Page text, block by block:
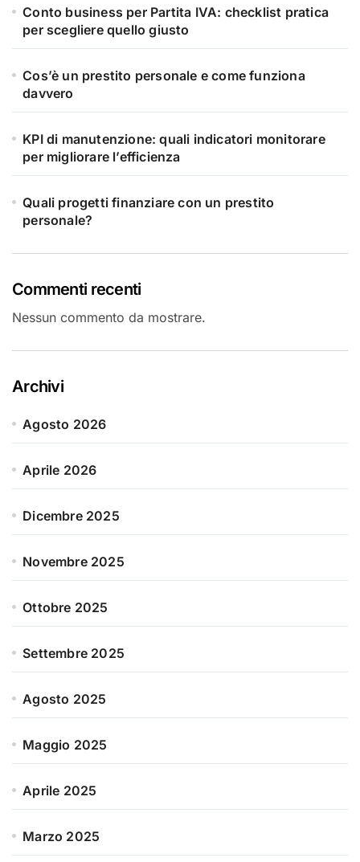
Conto business per Partita IVA: checklist pratica
per scegliere quello giusto
Cos’è un prestito personale e come funziona
davvero
KPI di manutenzione: quali indicatori monitorare
per migliorare l’efficienza
Quali progetti finanziare con un prestito
personale?
Commenti recenti
Nessun commento da mostrare.
Archivi
Agosto 2026
Aprile 2026
Dicembre 2025
Novembre 2025
Ottobre 2025
Settembre 2025
Agosto 2025
Maggio 2025
Aprile 2025
Marzo 2025